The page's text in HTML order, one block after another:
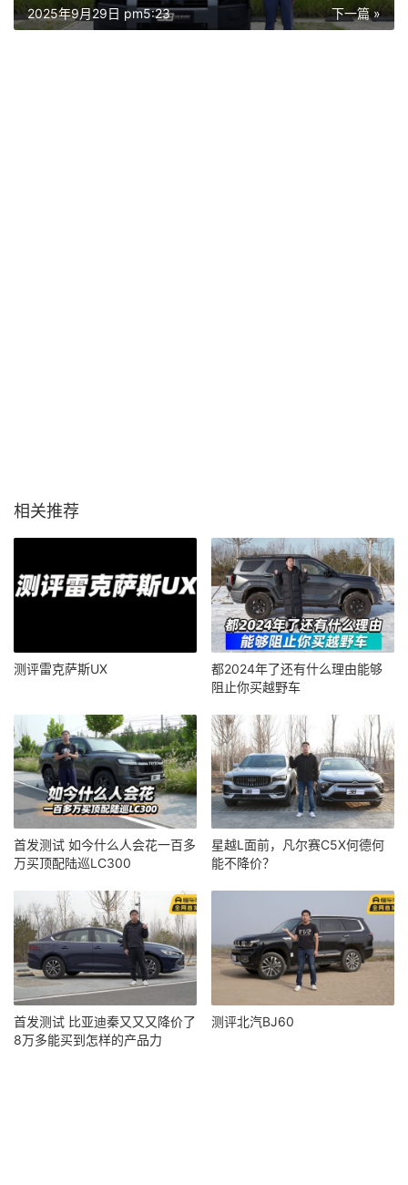
下一篇 »
2025年9月29日 pm5:23
相关推荐
测评雷克萨斯UX
都2024年了还有什么理由能够
阻止你买越野车
首发测试 如今什么人会花一百多
万买顶配陆巡LC300
星越L面前，凡尔赛C5X何德何
能不降价？
首发测试 比亚迪秦又又又降价了
8万多能买到怎样的产品力
测评北汽BJ60